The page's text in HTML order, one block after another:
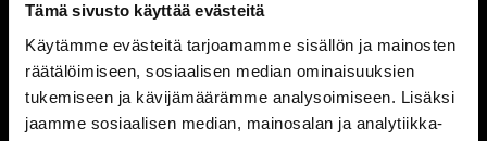
Tämä sivusto käyttää evästeitä
Käytämme evästeitä tarjoamamme sisällön ja mainosten
räätälöimiseen, sosiaalisen median ominaisuuksien
tukemiseen ja kävijämäärämme analysoimiseen. Lisäksi
jaamme sosiaalisen median, mainosalan ja analytiikka-